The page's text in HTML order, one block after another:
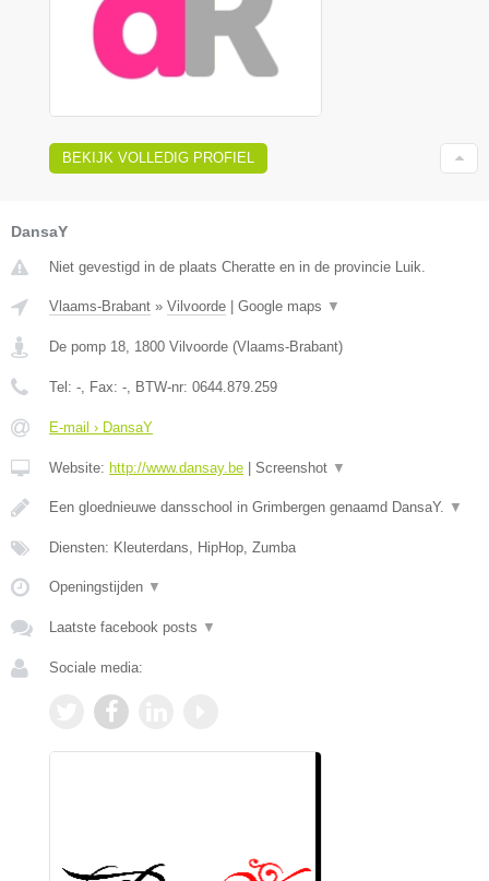
BEKIJK VOLLEDIG PROFIEL
DansaY
Niet gevestigd in de plaats Cheratte en in de provincie Luik.
Vlaams-Brabant » Vilvoorde | Google maps ▼
De pomp 18 1800 Vilvoorde (Vlaams-Brabant)
Tel: - , Fax: - , BTW-nr: 0644.879.259
E-mail › DansaY
Website: http://www.dansay.be | Screenshot ▼
Een gloednieuwe dansschool in Grimbergen genaamd DansaY. ▼
Diensten: Kleuterdans, HipHop, Zumba
Openingstijden ▼
Laatste facebook posts ▼
Sociale media: